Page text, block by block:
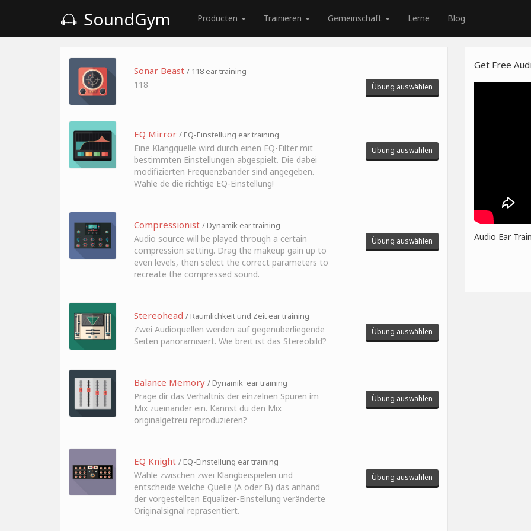
SoundGym Producten Trainieren Gemeinschaft Lerne Blog
Sonar Beast / 118 ear training
118 Übung auswählen
EQ Mirror / EQ-Einstellung ear training
Eine Klangquelle wird durch einen EQ-Filter mit
bestimmten Einstellungen abgespielt. Die dabei
modifizierten Frequenzbänder sind angegeben.
Wähle de die richtige EQ-Einstellung!
Übung auswählen
Compressionist / Dynamik ear training
Audio source will be played through a certain
compression setting. Drag the makeup gain up to
even levels, then select the correct parameters to
recreate the compressed sound.
Übung auswählen
Stereohead / Räumlichkeit und Zeit ear training
Zwei Audioquellen werden auf gegenüberliegende
Seiten panoramisiert. Wie breit ist das Stereobild?
Übung auswählen
Balance Memory / Dynamik ear training
Präge dir das Verhältnis der einzelnen Spuren im
Mix zueinander ein. Kannst du den Mix
originalgetreu reproduzieren?
Übung auswählen
EQ Knight / EQ-Einstellung ear training
Wähle zwischen zwei Klangbeispielen und
entscheide welche Quelle (A oder B) das anhand
der vorgestellten Equalizer-Einstellung veränderte
Originalsignal repräsentiert.
Übung auswählen
Get Free
Audio Ear